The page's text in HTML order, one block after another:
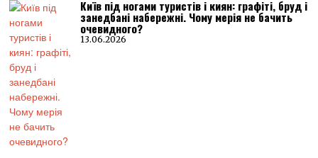
Київ під ногами туристів і киян: графіті, бруд і
занедбані набережні. Чому мерія не бачить
очевидного?
13.06.2026